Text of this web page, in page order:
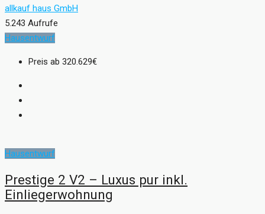
allkauf haus GmbH
5.243 Aufrufe
Hausentwurf
Preis ab 320.629€
Hausentwurf
Prestige 2 V2 – Luxus pur inkl.
Einliegerwohnung